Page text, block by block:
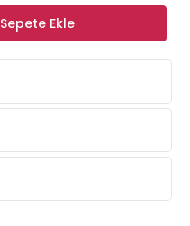
Sepete Ekle